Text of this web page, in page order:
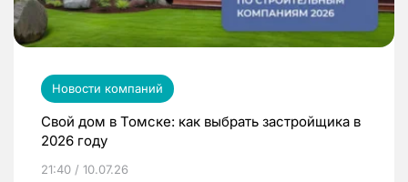
Новости компаний
Свой дом в Томске: как выбрать застройщика в
2026 году
21:40 / 10.07.26